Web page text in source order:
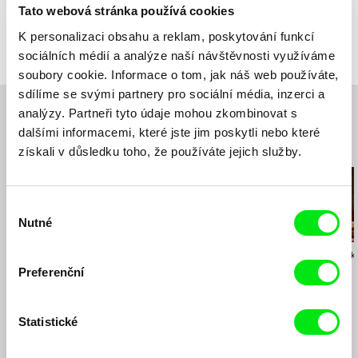
Tato webová stránka používá cookies
K personalizaci obsahu a reklam, poskytování funkcí
sociálních médií a analýze naší návštěvnosti využíváme
soubory cookie. Informace o tom, jak náš web používáte,
sdílíme se svými partnery pro sociální média, inzerci a
analýzy. Partneři tyto údaje mohou zkombinovat s
dalšími informacemi, které jste jim poskytli nebo které
získali v důsledku toho, že používáte jejich služby.
souhlasu
Nutné
Preferenční
Statistické
Barva
110 00 Praha
Česká republika
web:http://www.negativ.cz/cz/
tel: (+420) 224933755
Související filmy (20)
Zpráva o putování
Bohdan Karásek
Lucie